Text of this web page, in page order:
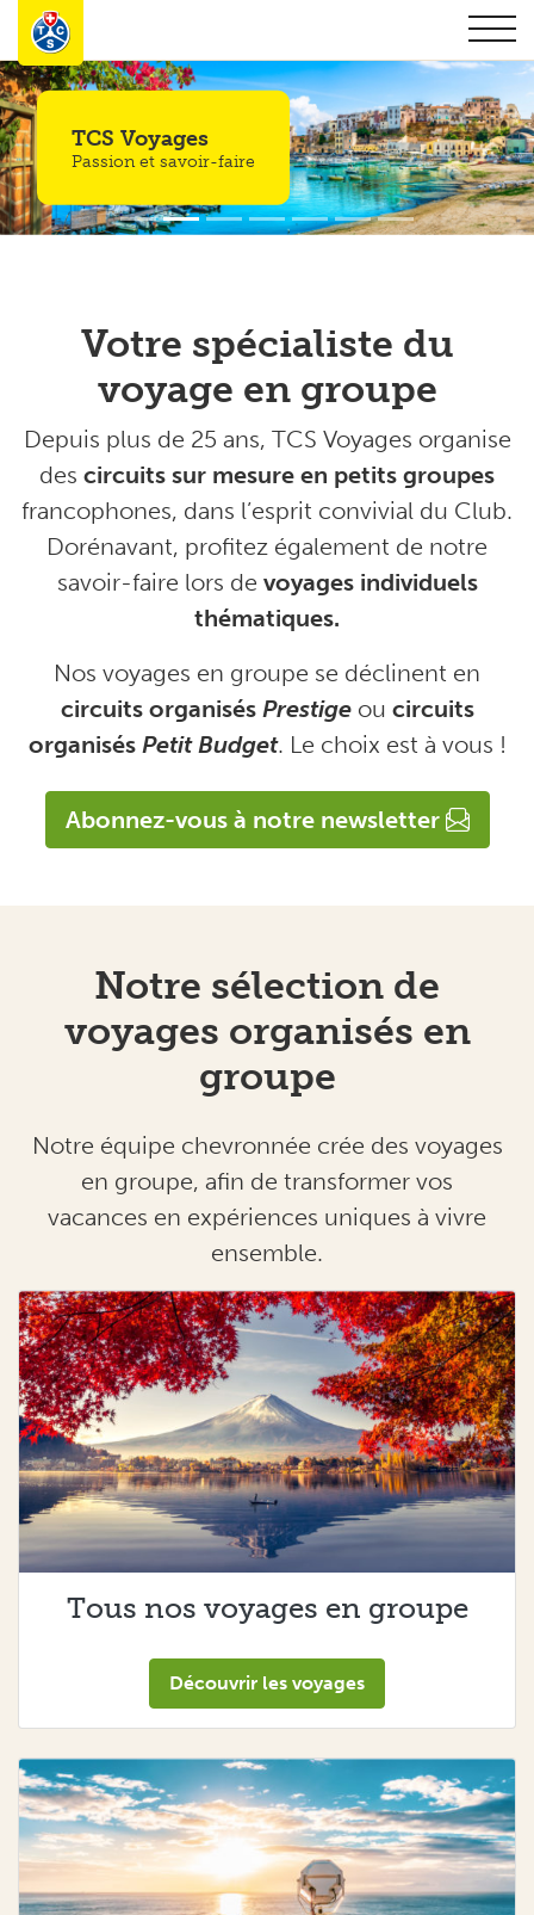
TCS Voyages
Passion et savoir-faire
Votre spécialiste du
voyage en groupe
Depuis plus de 25 ans, TCS Voyages organise
des circuits sur mesure en petits groupes
francophones, dans l’esprit convivial du Club.
Dorénavant, profitez également de notre
savoir-faire lors de voyages individuels
thématiques.
Nos voyages en groupe se déclinent en
circuits organisés Prestige ou circuits
organisés Petit Budget. Le choix est à vous !
Abonnez-vous à notre newsletter
Notre sélection de
voyages organisés en
groupe
Notre équipe chevronnée crée des voyages
en groupe, afin de transformer vos
vacances en expériences uniques à vivre
ensemble.
Tous nos voyages en groupe
Découvrir les voyages